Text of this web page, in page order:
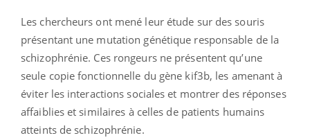
Les chercheurs ont mené leur étude sur des souris
présentant une mutation génétique responsable de la
schizophrénie. Ces rongeurs ne présentent qu’une
seule copie fonctionnelle du gène kif3b, les amenant à
éviter les interactions sociales et montrer des réponses
affaiblies et similaires à celles de patients humains
atteints de schizophrénie.